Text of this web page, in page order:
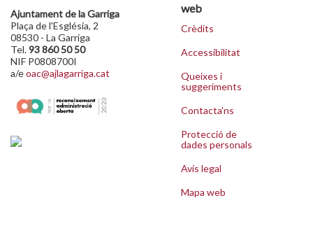
Ajuntament de la Garriga
Plaça de l'Església, 2
08530 - La Garriga
Tel.93 860 50 50
NIF P0808700I
a/eoac@ajlagarriga.cat
web
Crèdits
Accessibilitat
Queixes i
suggeriments
Contacta'ns
Protecció de
dades personals
Avís legal
Mapa web